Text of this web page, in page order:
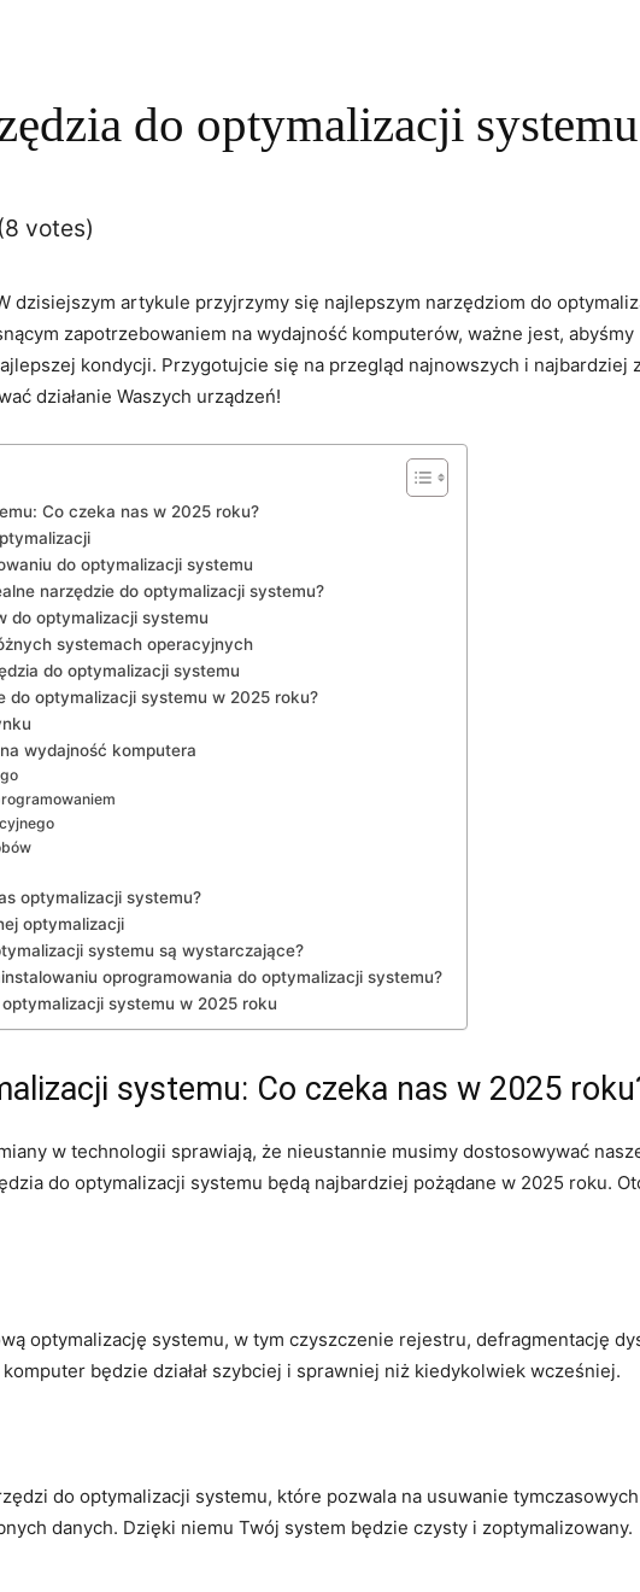
do optymalizacji
votes)
dzisiejszym artykule przyjrzymy się najlepszym narzędziom do
zapotrzebowaniem na wydajność komputerów, ważne jest,
kondycji. Przygotujcie się na przegląd najnowszych i najbardziej
działanie Waszych urządzeń!
Co czeka nas w 2025 roku?
do optymalizacji systemu
narzędzie do optymalizacji systemu?
do optymalizacji systemu
systemach operacyjnych
do optymalizacji systemu
do optymalizacji systemu w 2025 roku?
wydajność komputera
optymalizacji systemu?
optymalizacji
systemu są wystarczające?
oprogramowania do optymalizacji systemu?
systemu w 2025 roku
systemu: Co czeka nas w 2025
w technologii sprawiają, że nieustannie musimy dostosowywać
do optymalizacji systemu będą najbardziej pożądane w 2025 roku.
optymalizację systemu, w tym czyszczenie rejestru, defragmentację
będzie działał szybciej i sprawniej niż kiedykolwiek wcześniej.
do optymalizacji systemu, które pozwala na usuwanie
danych. Dzięki niemu Twój system będzie czysty i zoptymalizowany.